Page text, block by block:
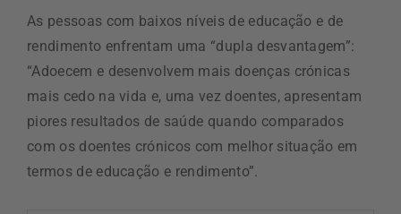
As pessoas com baixos níveis de educação e de
rendimento enfrentam uma “dupla desvantagem”:
“Adoecem e desenvolvem mais doenças crónicas
mais cedo na vida e, uma vez doentes, apresentam
piores resultados de saúde quando comparados
com os doentes crónicos com melhor situação em
termos de educação e rendimento”.